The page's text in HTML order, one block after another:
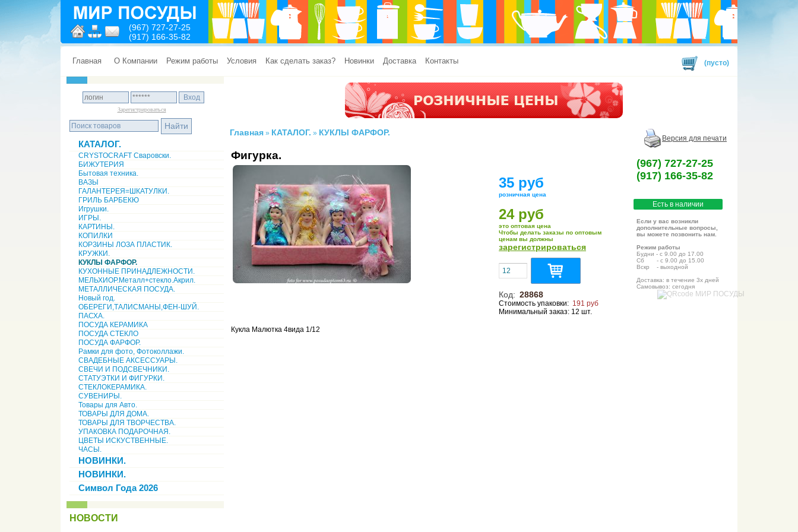
(967) 727-27-25
(917) 166-35-82
Главная О Компании Режим работы Условия Как сделать заказ? Новинки Доставка Контакты (пусто)
Зарегистрироваться
КАТАЛОГ.
CRYSTOCRAFT Сваровски.
БИЖУТЕРИЯ
Бытовая техника.
ВАЗЫ
ГАЛАНТЕРЕЯ=ШКАТУЛКИ.
ГРИЛЬ БАРБЕКЮ
Игрушки.
ИГРЫ.
КАРТИНЫ.
КОПИЛКИ
КОРЗИНЫ ЛОЗА ПЛАСТИК.
КРУЖКИ.
КУКЛЫ ФАРФОР.
КУХОННЫЕ ПРИНАДЛЕЖНОСТИ.
МЕЛЬХИОР.Металл+стекло.Акрил.
МЕТАЛЛИЧЕСКАЯ ПОСУДА.
Новый год.
ОБЕРЕГИ,ТАЛИСМАНЫ,ФЕН-ШУЙ.
ПАСХА.
ПОСУДА КЕРАМИКА
ПОСУДА СТЕКЛО
ПОСУДА ФАРФОР.
Рамки для фото, Фотоколлажи.
СВАДЕБНЫЕ АКСЕССУАРЫ.
СВЕЧИ И ПОДСВЕЧНИКИ.
СТАТУЭТКИ И ФИГУРКИ.
СТЕКЛОКЕРАМИКА.
СУВЕНИРЫ.
Товары для Авто.
ТОВАРЫ ДЛЯ ДОМА.
ТОВАРЫ ДЛЯ ТВОРЧЕСТВА.
УПАКОВКА ПОДАРОЧНАЯ.
ЦВЕТЫ ИСКУСТВЕННЫЕ.
ЧАСЫ.
НОВИНКИ.
НОВИНКИ.
Символ Года 2026
НОВОСТИ
Главная » КАТАЛОГ. » КУКЛЫ ФАРФОР.
Версия для печати
Фигурка.
(967) 727-27-25
(917) 166-35-82
Есть в наличии
Если у вас возникли
дополнительные вопросы,
вы можете позвонить нам.
Режим работы
Будни - с 9.00 до 17.00
Сб - с 9.00 до 15.00
Вскр - выходной
Доставка: в течение 3х дней
Самовывоз: сегодня
35 руб
розничная цена
24 руб
это оптовая цена
Чтобы делать заказы по оптовым
ценам вы должны
зарегистрироваться
Код: 28868
Стоимость упаковки: 191 руб
Минимальный заказ: 12 шт.
Кукла Малютка 4вида 1/12